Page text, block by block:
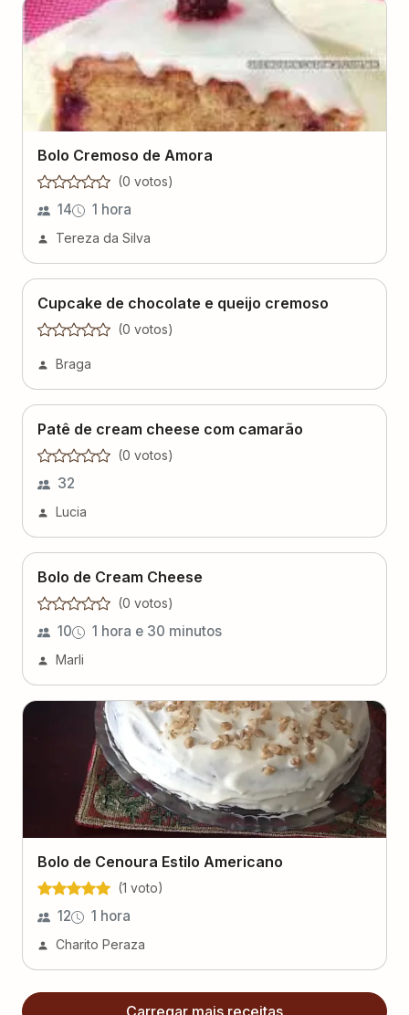
Bolo Cremoso de Amora
(0 votos)
14 1 hora
Tereza da Silva
Cupcake de chocolate e queijo cremoso
(0 votos)
Braga
Patê de cream cheese com camarão
(0 votos)
32
Lucia
Bolo de Cream Cheese
(0 votos)
10 1 hora e 30 minutos
Marli
Bolo de Cenoura Estilo Americano
(1 voto)
12 1 hora
Charito Peraza
Carregar mais receitas